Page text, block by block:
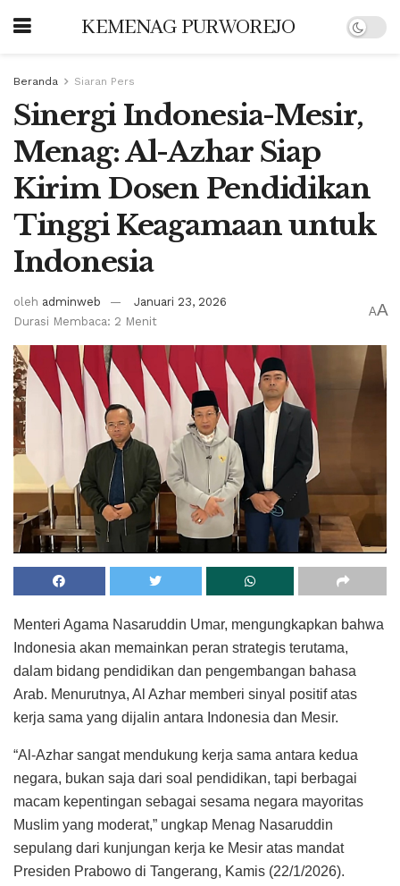
KEMENAG PURWOREJO
Beranda Siaran Pers
Sinergi Indonesia-Mesir,
Menag: Al-Azhar Siap
Kirim Dosen Pendidikan
Tinggi Keagamaan untuk
Indonesia
oleh adminweb
Januari 23, 2026
Durasi Membaca: 2 Menit
AA
Menteri Agama Nasaruddin Umar, mengungkapkan bahwa
Indonesia akan memainkan peran strategis terutama,
dalam bidang pendidikan dan pengembangan bahasa
Arab. Menurutnya, Al Azhar memberi sinyal positif atas
kerja sama yang dijalin antara Indonesia dan Mesir.
“Al-Azhar sangat mendukung kerja sama antara kedua
negara, bukan saja dari soal pendidikan, tapi berbagai
macam kepentingan sebagai sesama negara mayoritas
Muslim yang moderat,” ungkap Menag Nasaruddin
sepulang dari kunjungan kerja ke Mesir atas mandat
Presiden Prabowo di Tangerang, Kamis (22/1/2026).